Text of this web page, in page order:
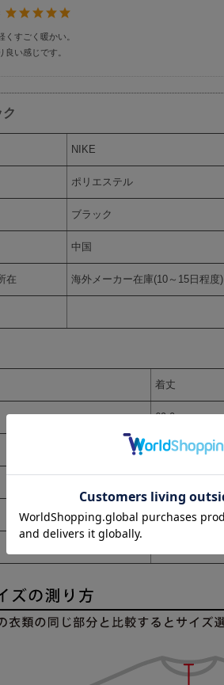
くすごく暖かい。
良い感じです。
NIKE
ポリエステル
ブラック
中国
在 海外メーカー在庫(10～15日程度)
着丈
69.0cm
71.0cm
76.0cm